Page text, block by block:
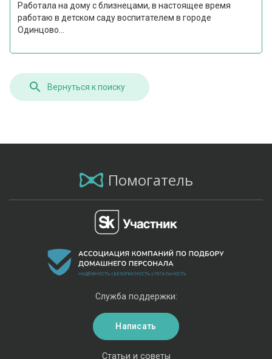
Работала на дому с близнецами, в настоящее время
работаю в детском саду воспитателем в городе
Одинцово...
Вернуться к поиску
Помогатель
Статьи и советы
Служба поддержки:
Написать